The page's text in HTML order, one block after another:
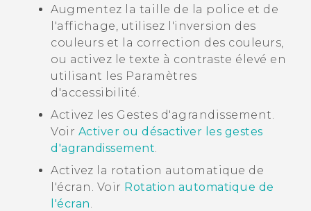
Augmentez la taille de la police et de
l'affichage, utilisez l'inversion des
couleurs et la correction des couleurs,
ou activez le texte à contraste élevé en
utilisant les Paramètres
d'accessibilité.
Activez les Gestes d'agrandissement.
Voir Activer ou désactiver les gestes
d'agrandissement.
Activez la rotation automatique de
l'écran. Voir Rotation automatique de
l'écran.